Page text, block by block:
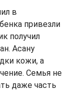
в
привезли
получил
Асану
кожи, а
Семья не
даже часть